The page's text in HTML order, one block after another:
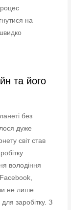
на
та його
без
дуже
світ став
володіння
не лише
заробітку. З